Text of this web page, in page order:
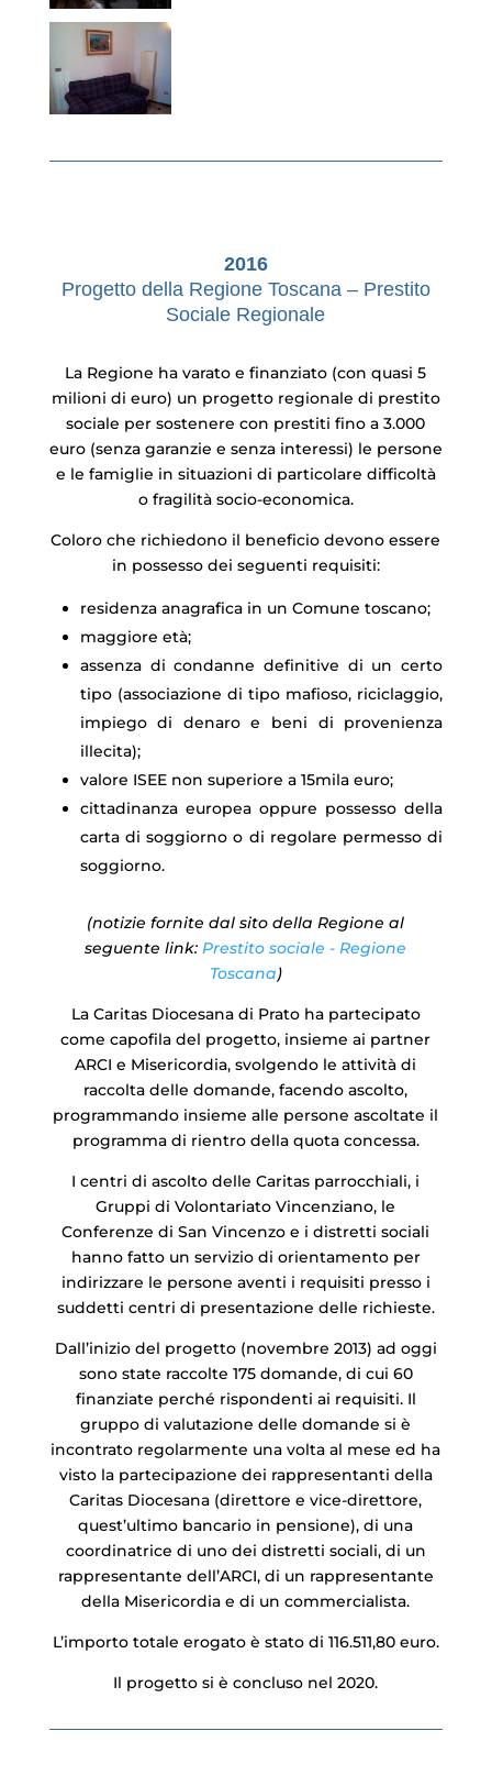
2016
Progetto della Regione Toscana – Prestito
Sociale Regionale
La Regione ha varato e finanziato (con quasi 5
milioni di euro) un progetto regionale di prestito
sociale per sostenere con prestiti fino a 3.000
euro (senza garanzie e senza interessi) le persone
e le famiglie in situazioni di particolare difficoltà
o fragilità socio-economica.
Coloro che richiedono il beneficio devono essere
in possesso dei seguenti requisiti:
residenza anagrafica in un Comune toscano;
maggiore età;
assenza di condanne definitive di un certo
tipo (associazione di tipo mafioso, riciclaggio,
impiego di denaro e beni di provenienza
illecita);
valore ISEE non superiore a 15mila euro;
cittadinanza europea oppure possesso della
carta di soggiorno o di regolare permesso di
soggiorno.
(notizie fornite dal sito della Regione al
seguente link:Prestito sociale - Regione
Toscana)
La Caritas Diocesana di Prato ha partecipato
come capofila del progetto, insieme ai partner
ARCI e Misericordia, svolgendo le attività di
raccolta delle domande, facendo ascolto,
programmando insieme alle persone ascoltate il
programma di rientro della quota concessa.
I centri di ascolto delle Caritas parrocchiali, i
Gruppi di Volontariato Vincenziano, le
Conferenze di San Vincenzo e i distretti sociali
hanno fatto un servizio di orientamento per
indirizzare le persone aventi i requisiti presso i
suddetti centri di presentazione delle richieste.
Dall’inizio del progetto (novembre 2013) ad oggi
sono state raccolte 175 domande, di cui 60
finanziate perché rispondenti ai requisiti. Il
gruppo di valutazione delle domande si è
incontrato regolarmente una volta al mese ed ha
visto la partecipazione dei rappresentanti della
Caritas Diocesana (direttore e vice-direttore,
quest’ultimo bancario in pensione), di una
coordinatrice di uno dei distretti sociali, di un
rappresentante dell’ARCI, di un rappresentante
della Misericordia e di un commercialista.
L’importo totale erogato è stato di 116.511,80 euro.
Il progetto si è concluso nel 2020.